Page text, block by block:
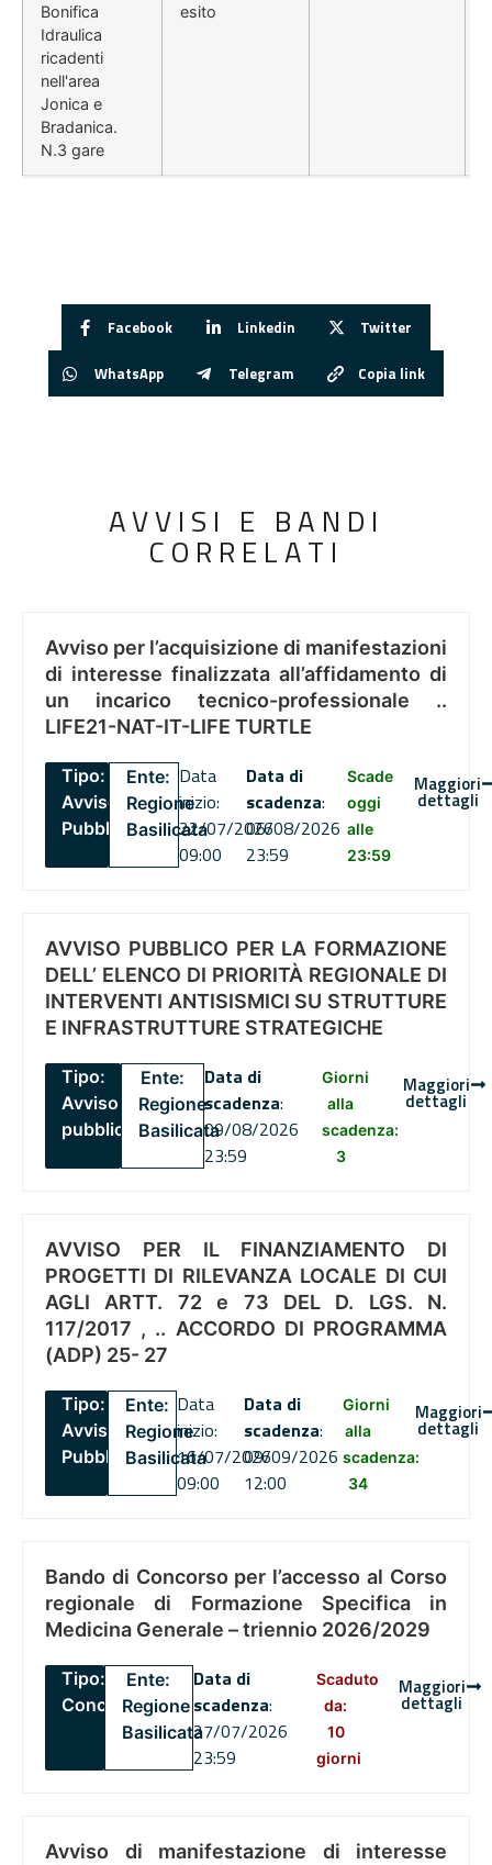
Bonifica
Idraulica
ricadenti
nell'area
Jonica e
Bradanica.
N.3 gare
esito
Facebook Linkedin Twitter
WhatsApp Telegram Copia link
AVVISI E BANDI
CORRELATI
Avviso per l’acquisizione di manifestazioni
di interesse finalizzata all’affidamento di
un incarico tecnico-professionale ..
LIFE21-NAT-IT-LIFE TURTLE
Tipo:
Avviso
Pubblico
Ente:
Regione
Basilicata
Data
inizio:
22/07/2026
09:00
Data di
scadenza:
06/08/2026
23:59
Scade
oggi
alle
23:59
Maggiori
dettagli
AVVISO PUBBLICO PER LA FORMAZIONE
DELL’ ELENCO DI PRIORITÀ REGIONALE DI
INTERVENTI ANTISISMICI SU STRUTTURE
E INFRASTRUTTURE STRATEGICHE
Tipo:
Avviso
pubblico
Ente:
Regione
Basilicata
Data di
scadenza:
09/08/2026
23:59
Giorni
alla
scadenza:
3
Maggiori
dettagli
AVVISO PER IL FINANZIAMENTO DI
PROGETTI DI RILEVANZA LOCALE DI CUI
AGLI ARTT. 72 e 73 DEL D. LGS. N.
117/2017 , .. ACCORDO DI PROGRAMMA
(ADP) 25- 27
Tipo:
Avviso
Pubblico
Ente:
Regione
Basilicata
Data
inizio:
16/07/2026
09:00
Data di
scadenza:
09/09/2026
12:00
Giorni
alla
scadenza:
34
Maggiori
dettagli
Bando di Concorso per l’accesso al Corso
regionale di Formazione Specifica in
Medicina Generale – triennio 2026/2029
Tipo:
Concorsi
Ente:
Regione
Basilicata
Data di
scadenza:
27/07/2026
23:59
Scaduto
da:
10
giorni
Maggiori
dettagli
Avviso di manifestazione di interesse